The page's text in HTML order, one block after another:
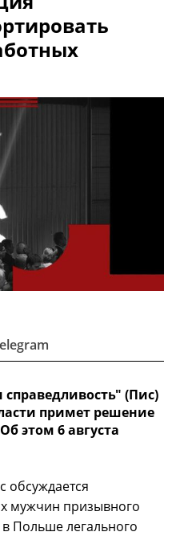
(Пис)
примет решение
этом 6 августа
обсуждается
мужчин призывного
Польше легального